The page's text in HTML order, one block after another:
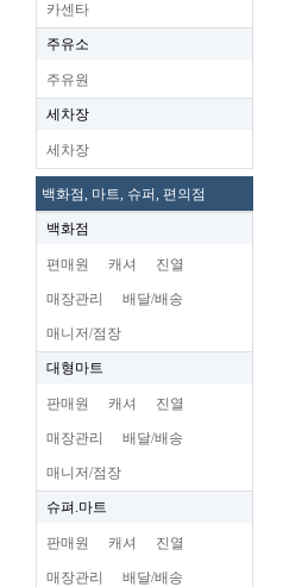
카센타
주유소
주유원
세차장
세차장
백화점, 마트, 슈퍼, 편의점
백화점
편매원 캐셔 진열
매장관리 배달/배송
매니저/점장
대형마트
판매원 캐셔 진열
매장관리 배달/배송
매니저/점장
슈펴.마트
판매원 캐셔 진열
매장관리 배달/배송